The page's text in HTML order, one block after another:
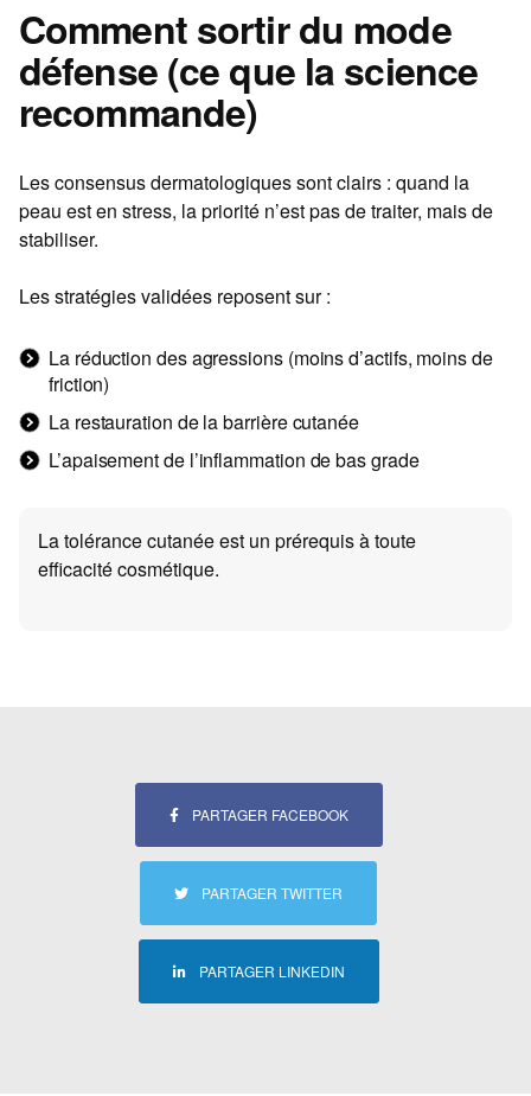
Comment sortir du mode
défense (ce que la science
recommande)
Les consensus dermatologiques sont clairs : quand la
peau est en stress, la priorité n’est pas de traiter, mais de
stabiliser.
Les stratégies validées reposent sur :
La réduction des agressions (moins d’actifs, moins de
friction)
La restauration de la barrière cutanée
L’apaisement de l’inflammation de bas grade
La tolérance cutanée est un prérequis à toute
efficacité cosmétique.
PARTAGER FACEBOOK
PARTAGER TWITTER
PARTAGER LINKEDIN